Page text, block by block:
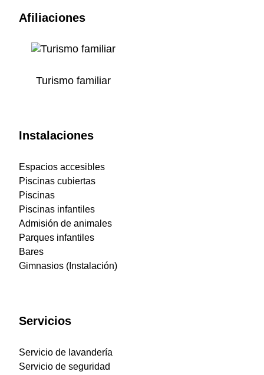
Afiliaciones
Turismo familiar
Instalaciones
Espacios accesibles
Piscinas cubiertas
Piscinas
Piscinas infantiles
Admisión de animales
Parques infantiles
Bares
Gimnasios (Instalación)
Servicios
Servicio de lavandería
Servicio de seguridad